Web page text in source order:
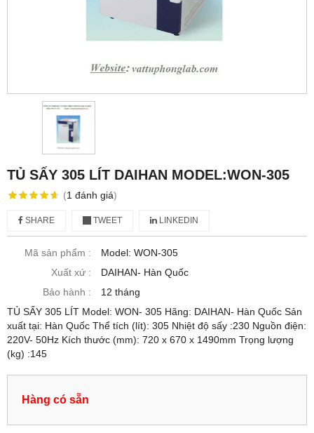
TỦ SẤY 305 LÍT DAIHAN MODEL:WON-305
(1 đánh giá)
SHARE TWEET LINKEDIN
Mã sản phẩm :
Model: WON-305
Xuất xứ :
DAIHAN- Hàn Quốc
Bảo hành :
12 tháng
TỦ SẤY 305 LÍT Model: WON- 305 Hãng: DAIHAN- Hàn Quốc Sản
xuất tại: Hàn Quốc Thể tích (lít): 305 Nhiệt độ sấy :230 Nguồn điện:
220V- 50Hz Kích thước (mm): 720 x 670 x 1490mm Trọng lượng
(kg) :145
Hàng có sẵn